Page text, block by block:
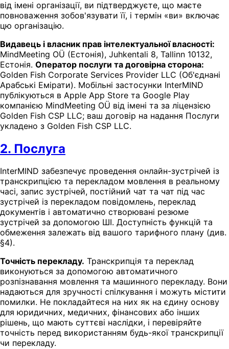
від імені організації, ви підтверджуєте, що маєте
повноваження зобов'язувати її, і термін «ви» включає
цю організацію.
Видавець і власник прав інтелектуальної власності:
MindMeeting OÜ (Естонія), Juhkentali 8, Tallinn 10132,
Естонія. Оператор послуги та договірна сторона:
Golden Fish Corporate Services Provider LLC (Об'єднані
Арабські Емірати). Мобільні застосунки InterMIND
публікуються в Apple App Store та Google Play
компанією MindMeeting OÜ від імені та за ліцензією
Golden Fish CSP LLC; ваш договір на надання Послуги
укладено з Golden Fish CSP LLC.
2. Послуга
InterMIND забезпечує проведення онлайн-зустрічей із
транскрипцією та перекладом мовлення в реальному
часі, запис зустрічей, постійний чат та чат під час
зустрічей із перекладом повідомлень, переклад
документів і автоматично створювані резюме
зустрічей за допомогою ШІ. Доступність функцій та
обмеження залежать від вашого тарифного плану (див.
§4).
Точність перекладу. Транскрипція та переклад
виконуються за допомогою автоматичного
розпізнавання мовлення та машинного перекладу. Вони
надаються для зручності спілкування і можуть містити
помилки. Не покладайтеся на них як на єдину основу
для юридичних, медичних, фінансових або інших
рішень, що мають суттєві наслідки, і перевіряйте
точність перед використанням будь-якої транскрипції
чи перекладу.